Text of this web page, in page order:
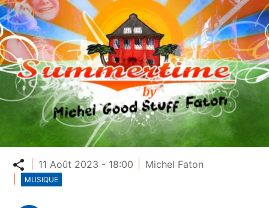
Partager
11 Août 2023 - 18:00 Michel Faton
MUSIQUE